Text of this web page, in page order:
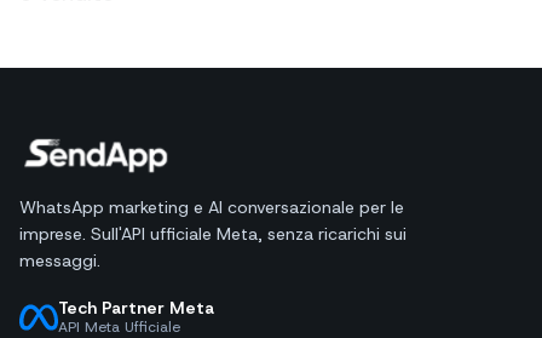
WhatsApp marketing e AI conversazionale per le
imprese. Sull'API ufficiale Meta, senza ricarichi sui
messaggi.
Tech Partner Meta
API Meta Ufficiale